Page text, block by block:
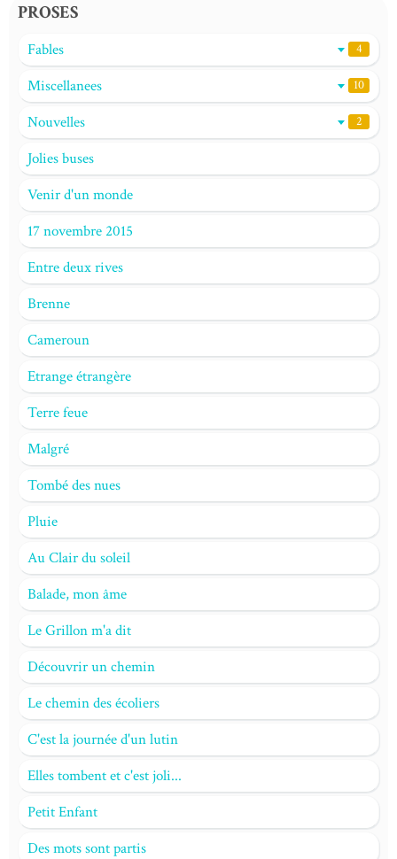
PROSES
Fables 4
Miscellanees 10
Nouvelles 2
Jolies buses
Venir d'un monde
17 novembre 2015
Entre deux rives
Brenne
Cameroun
Etrange étrangère
Terre feue
Malgré
Tombé des nues
Pluie
Au Clair du soleil
Balade, mon âme
Le Grillon m'a dit
Découvrir un chemin
Le chemin des écoliers
C'est la journée d'un lutin
Elles tombent et c'est joli...
Petit Enfant
Des mots sont partis